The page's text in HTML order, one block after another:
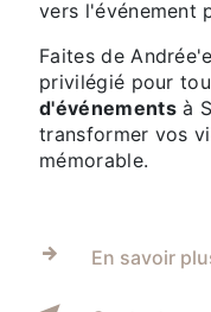
vers l'événement
Faites de
privilégié pour
d'événementsà
transformer vos
mémorable.
En savoir